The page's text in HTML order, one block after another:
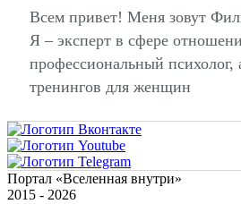
Всем привет! Меня зовут
Я – эксперт в сфере
профессиональный
тренингов для женщин
Портал «Вселенная внутри»
2015 - 2026